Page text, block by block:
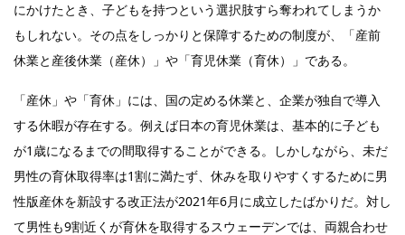
にかけたとき、子どもを持つという選択肢すら奪われてしまうか
もしれない。その点をしっかりと保障するための制度が、「産前
休業と産後休業（産休）」や「育児休業（育休）」である。
「産休」や「育休」には、国の定める休業と、企業が独自で導入
する休暇が存在する。例えば日本の育児休業は、基本的に子ども
が1歳になるまでの間取得することができる。しかしながら、未だ
男性の育休取得率は1割に満たず、休みを取りやすくするために男
性版産休を新設する改正法が2021年6月に成立したばかりだ。対し
て男性も9割近くが育休を取得するスウェーデンでは、両親合わせ